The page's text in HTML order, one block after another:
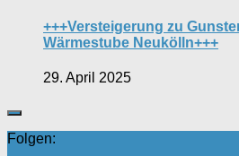
+++Versteigerung zu
Wärmestube Neukölln+++
29. April 2025
Folgen: